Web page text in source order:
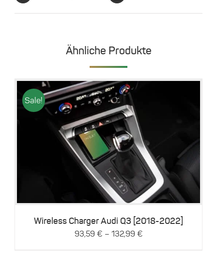
Ähnliche Produkte
Sale!
Dieses
Produkt
weist
mehrere
Varianten
auf.
Die
können
auf
der
Details
Wireless Charger Audi Q3 [2018-2022]
93,59 € – 132,99 €